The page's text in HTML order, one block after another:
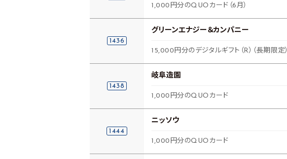
1,000円分のQUOカード（6月）
1436
グリーンエナジー＆カンパニー
15,000円分のデジタルギフト（R）（長期限定）
1438
岐阜造園
1,000円分のQUOカード
1444
ニッソウ
1,000円分のQUOカード